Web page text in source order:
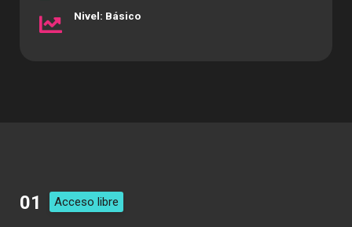
Nivel: Básico
01 Acceso libre